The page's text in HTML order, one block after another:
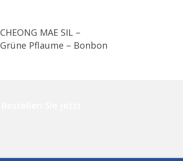
CHEONG MAE SIL –
Grüne Pflaume – Bonbon